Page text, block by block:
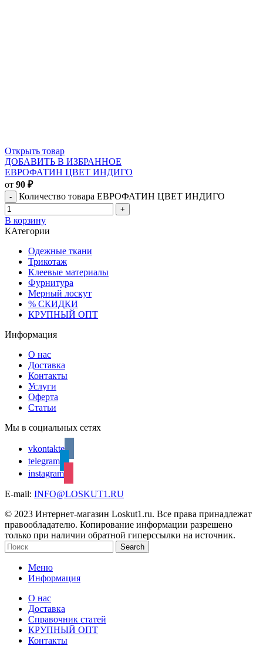
Открыть товар
ДОБАВИТЬ В ИЗБРАННОЕ
ЕВРОФАТИН ЦВЕТ ИНДИГО
от 90 ₽
Количество товара ЕВРОФАТИН ЦВЕТ ИНДИГО
В корзину
КАтегории
Одежные ткани
Трикотаж
Клеевые материалы
Фурнитура
Мерный лоскут
% СКИДКИ
КРУПНЫЙ ОПТ
Информация
О нас
Доставка
Контакты
Услуги
Оферта
Статьи
Мы в социальных сетях
vkontakte
telegram
instagram
E-mail: INFO@LOSKUT1.RU
© 2023 Интернет-магазин Loskut1.ru. Все права принадлежат
правообладателю. Копирование информации разрешено
только при наличии обратной гиперссылки на источник.
Search
Меню
Информация
О нас
Доставка
Справочник статей
КРУПНЫЙ ОПТ
Контакты